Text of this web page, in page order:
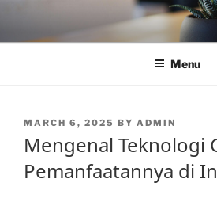
content
Menu
POSTED
MARCH 6, 2025 BY ADMIN
Mengenal Teknologi
Pemanfaatannya di